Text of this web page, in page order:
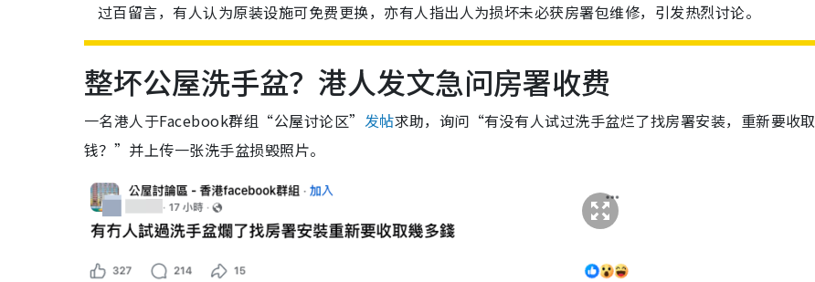
过百留言，有人认为原装设施可免费更换，亦有人指出人为损坏未必获房署包维修，引发热烈讨论。
整坏公屋洗手盆？港人发文急问房署收费
一名港人于Facebook群组“公屋讨论区” 发帖求助，询问“有没有人试过洗手盆烂了找房署安装，重新要收
钱？”并上传一张洗手盆损毁照片。